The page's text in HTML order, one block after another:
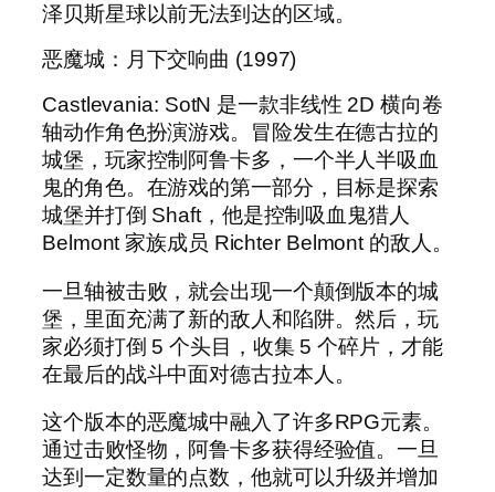
泽贝斯星球以前无法到达的区域。
恶魔城：月下交响曲 (1997)
Castlevania: SotN 是一款非线性 2D 横向卷
轴动作角色扮演游戏。冒险发生在德古拉的
城堡，玩家控制阿鲁卡多，一个半人半吸血
鬼的角色。在游戏的第一部分，目标是探索
城堡并打倒 Shaft，他是控制吸血鬼猎人
Belmont 家族成员 Richter Belmont 的敌人。
一旦轴被击败，就会出现一个颠倒版本的城
堡，里面充满了新的敌人和陷阱。然后，玩
家必须打倒 5 个头目，收集 5 个碎片，才能
在最后的战斗中面对德古拉本人。
这个版本的恶魔城中融入了许多RPG元素。
通过击败怪物，阿鲁卡多获得经验值。一旦
达到一定数量的点数，他就可以升级并增加